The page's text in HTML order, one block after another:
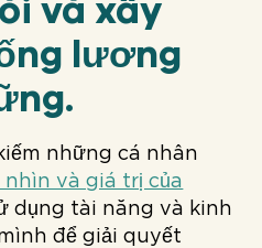
và xây
lương
những cá nhân
nhìn và giá trị của
dụng tài năng và kinh
để giải quyết